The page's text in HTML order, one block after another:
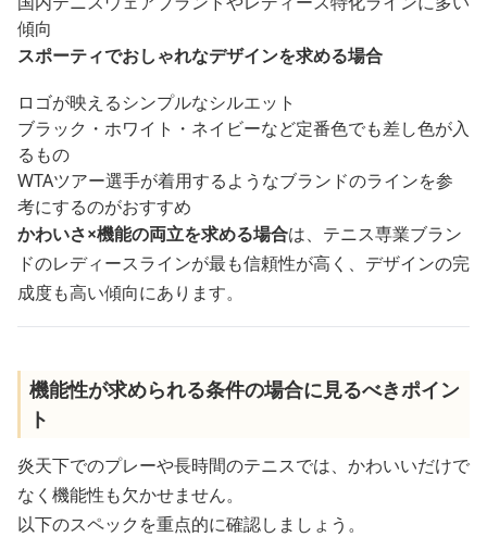
傾向
スポーティでおしゃれなデザインを求める場合
ロゴが映えるシンプルなシルエット
ブラック・ホワイト・ネイビーなど定番色でも差し色が入
るもの
WTAツアー選手が着用するようなブランドのラインを参
考にするのがおすすめ
かわいさ×機能の両立を求める場合は、テニス専業ブラン
ドのレディースラインが最も信頼性が高く、デザインの完
成度も高い傾向にあります。
機能性が求められる条件の場合に見るべきポイン
ト
炎天下でのプレーや長時間のテニスでは、かわいいだけで
なく機能性も欠かせません。
以下のスペックを重点的に確認しましょう。